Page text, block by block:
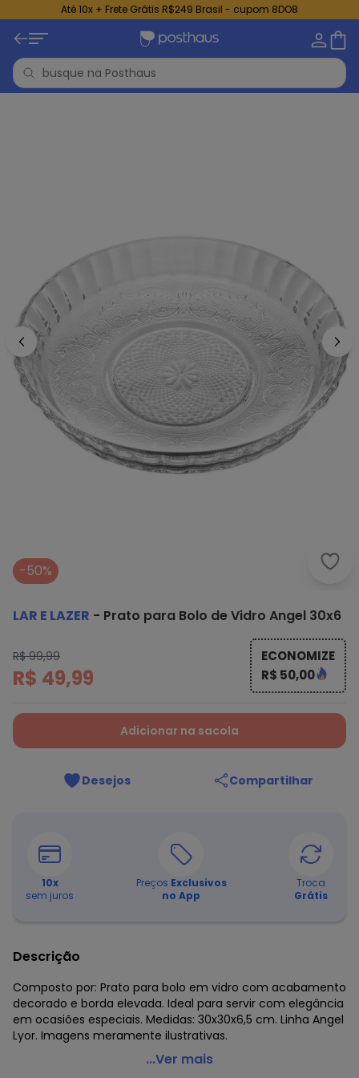
Até 10x + Frete Grátis R$249 Brasil - cupom 8DO8
Lar
-50%
LAR E LAZER - Prato para Bolo de Vidro Angel 30x6
R$ 99,99
R$ 49,99
ECONOMIZE
R$ 50,00
Adicionar na sacola
Desejos Compartilhar
10x
sem juros
Preços Exclusivos
no App
Troca
Grátis
Descrição
Composto por: Prato para bolo em vidro com acabamento
decorado e borda elevada. Ideal para servir com elegância
em ocasiões especiais. Medidas: 30x30x6,5 cm. Linha Angel
Lyor. Imagens meramente ilustrativas.
Lar e Lazer - Prato para Bolo de Vidro Angel 30x6 - Lyor
...Ver mais